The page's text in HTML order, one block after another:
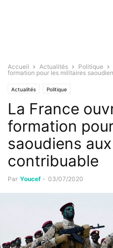
Accueil Actualités Politique
formation pour les militaires
Actualités Politique
La France
formation
saoudiens
contribuable
Par Youcef - 03/07/2020